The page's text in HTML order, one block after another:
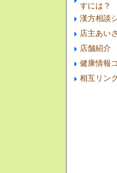
すには？
漢方相談
店主あい
店舗紹介
健康情報
相互リン